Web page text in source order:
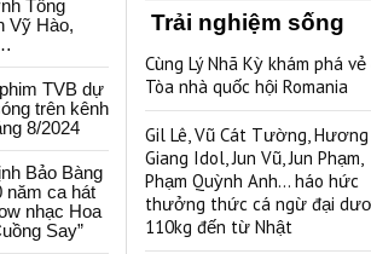
Tông
Vỹ Hào,
TVB dự
trên kênh
8/2024
Bảo Bàng
năm ca hát
nhạc Hoa
Say”
Trải nghiệm sống
Cùng Lý Nhã Kỳ khám phá vẻ
Tòa nhà quốc hội Romania
Gil Lê, Vũ Cát Tường, Hương
Giang Idol, Jun Vũ, Jun Phạm,
Phạm Quỳnh Anh… háo hức
thưởng thức cá ngừ đại
110kg đến từ Nhật